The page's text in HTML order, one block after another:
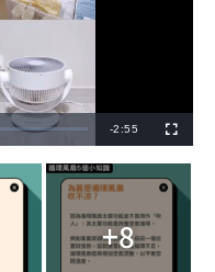
R
e
m
a
i
-2:55
u
l
s
e
+8